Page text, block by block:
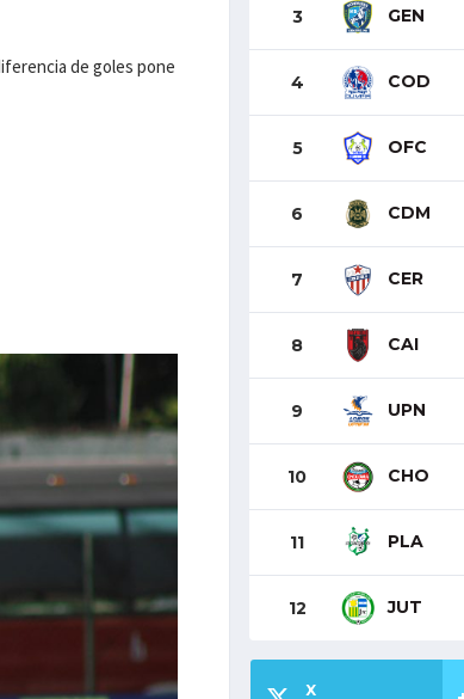
de goles pone
3 GEN
4 COD
5 OFC
6 CDM
7 CER
8 CAI
9 UPN
10 CHO
11 PLA
12 JUT
X